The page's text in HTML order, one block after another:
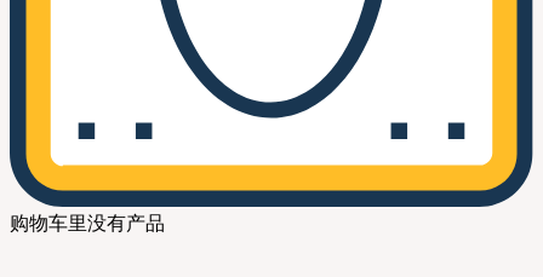
购物车里没有产品